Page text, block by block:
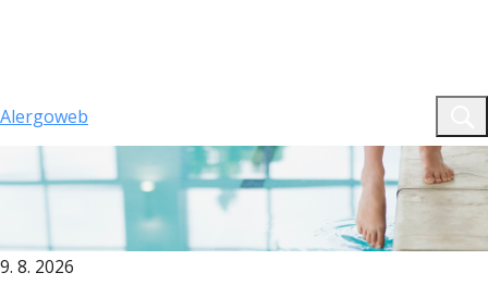
Alergoweb
website.aw.web.text.home Nestibil
Nestibil - tablety
9. 8. 2026